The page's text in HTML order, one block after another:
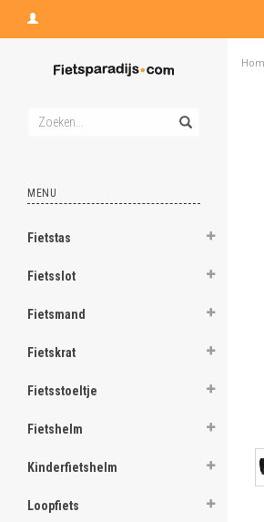
MENU
Fietstas
Fietsslot
Fietsmand
Fietskrat
Fietsstoeltje
Fietshelm
Kinderfietshelm
Loopfiets